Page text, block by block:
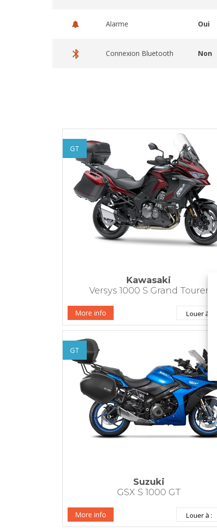
Alarme Oui
Connexion Bluetooth Non
GT
Kawasaki
Versys 1000 S Grand Tourer
More info
GT
Suzuki
GSX S 1000 GT
More info